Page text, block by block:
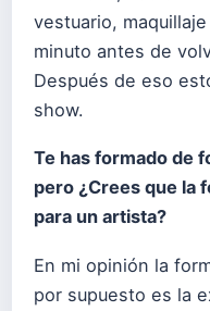
vestuario,
minuto antes de
Después de eso
show.
Te has formado de
pero ¿Crees que la
para un artista?
En mi opinión la
por supuesto es la